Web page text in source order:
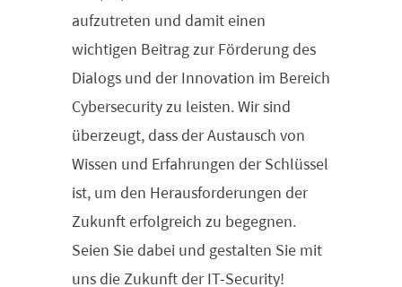
aufzutreten und damit einen
wichtigen Beitrag zur Förderung des
Dialogs und der Innovation im Bereich
Cybersecurity zu leisten. Wir sind
überzeugt, dass der Austausch von
Wissen und Erfahrungen der Schlüssel
ist, um den Herausforderungen der
Zukunft erfolgreich zu begegnen.
Seien Sie dabei und gestalten Sie mit
uns die Zukunft der IT-Security!